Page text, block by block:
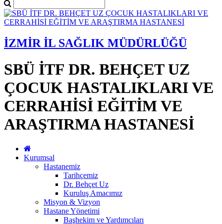
İZMİR İL SAĞLIK MÜDÜRLÜĞÜ
SBÜ İTF DR. BEHÇET UZ
ÇOCUK HASTALIKLARI VE
CERRAHİSİ EĞİTİM VE
ARAŞTIRMA HASTANESİ
Kurumsal
Hastanemiz
Tarihçemiz
Dr. Behçet Uz
Kuruluş Amacımız
Misyon & Vizyon
Hastane Yönetimi
Başhekim ve Yardımcıları